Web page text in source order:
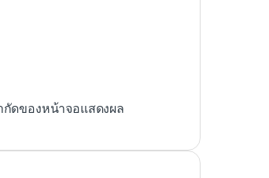
กัดของหน้าจอแสดงผล